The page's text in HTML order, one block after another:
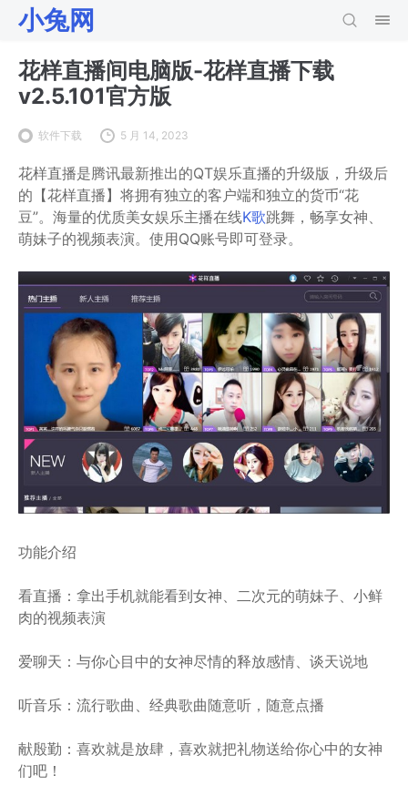
小兔网
花样直播间电脑版-花样直播下载
v2.5.101官方版
软件下载 5 月 14, 2023
花样直播是腾讯最新推出的QT娱乐直播的升级版，升级后
的【花样直播】将拥有独立的客户端和独立的货币“花
豆”。海量的优质美女娱乐主播在线K歌跳舞，畅享女神、
萌妹子的视频表演。使用QQ账号即可登录。
功能介绍
看直播：拿出手机就能看到女神、二次元的萌妹子、小鲜
肉的视频表演
爱聊天：与你心目中的女神尽情的释放感情、谈天说地
听音乐：流行歌曲、经典歌曲随意听，随意点播
献殷勤：喜欢就是放肆，喜欢就把礼物送给你心中的女神
们吧！